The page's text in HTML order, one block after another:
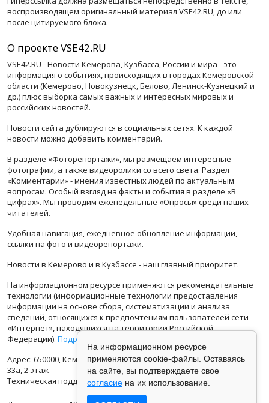
воспроизводящем оригинальный материал VSE42.RU, до или
после цитируемого блока.
О проекте VSE42.RU
VSE42.RU - Новости Кемерова, Кузбасса, России и мира - это
информация о событиях, происходящих в городах Кемеровской
области (Кемерово, Новокузнецк, Белово, Ленинск-Кузнецкий и
др.) плюс выборка самых важных и интересных мировых и
российских новостей.
Новости сайта дублируются в социальных сетях. К каждой
новости можно добавить комментарий.
В разделе «Фоторепортажи», мы размещаем интересные
фотографии, а также видеоролики со всего света. Раздел
«Комментарии» - мнения известных людей по актуальным
вопросам. Особый взгляд на факты и события в разделе «В
цифрах». Мы проводим еженедельные «Опросы» среди наших
читателей.
Удобная навигация, ежедневное обновление информации,
ссылки на фото и видеорепортажи.
Новости в Кемерово и в Кузбассе - наш главный приоритет.
На информационном ресурсе применяются рекомендательные
технологии (информационные технологии предоставления
информации на основе сбора, систематизации и анализа
сведений, относящихся к предпочтениям пользователей сети
«Интернет», находящихся на территории Российской
Федерации). Подробная информация
Адрес: 650000, Кемеровская Область, г.Кемерово, ул.Кузбасская
33а, 2 этаж
Техническая поддержка: support@vse42.ru
На информационном ресурсе
применяются cookie-файлы. Оставаясь
на сайте, вы подтверждаете свое
согласие на их использование.